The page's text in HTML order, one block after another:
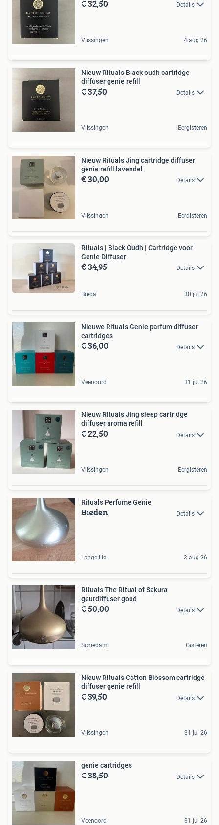
€ 32,50 Details
Vlissingen 4 aug 26
Nieuw Rituals Black oudh cartridge
diffuser genie refill
€ 37,50 Details
Vlissingen Eergisteren
Nieuw Rituals Jing cartridge diffuser
genie refill lavendel
€ 30,00 Details
Vlissingen Eergisteren
Rituals | Black Oudh | Cartridge voor
Genie Diffuser
€ 34,95 Details
Breda 30 jul 26
Nieuwe Rituals Genie parfum diffuser
cartridges
€ 36,00 Details
Veenoord 31 jul 26
Nieuw Rituals Jing sleep cartridge
diffuser aroma refill
€ 22,50 Details
Vlissingen Eergisteren
Rituals Perfume Genie
Bieden Details
Langelille 3 aug 26
Rituals The Ritual of Sakura
geurdiffuser goud
€ 50,00 Details
Schiedam Gisteren
Nieuw Rituals Cotton Blossom cartridge
diffuser genie refill
€ 39,50 Details
Vlissingen 31 jul 26
genie cartridges
€ 38,50 Details
Veenoord 31 jul 26